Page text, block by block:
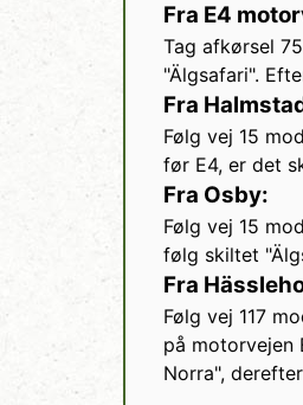
Fra E4
Tag afkørsel
"Älgsafari".
Fra
Følg vej 15
før E4, er det
Fra Osby:
Følg vej 15
følg skiltet
Fra
Følg vej 117
på motorvejen
Norra",